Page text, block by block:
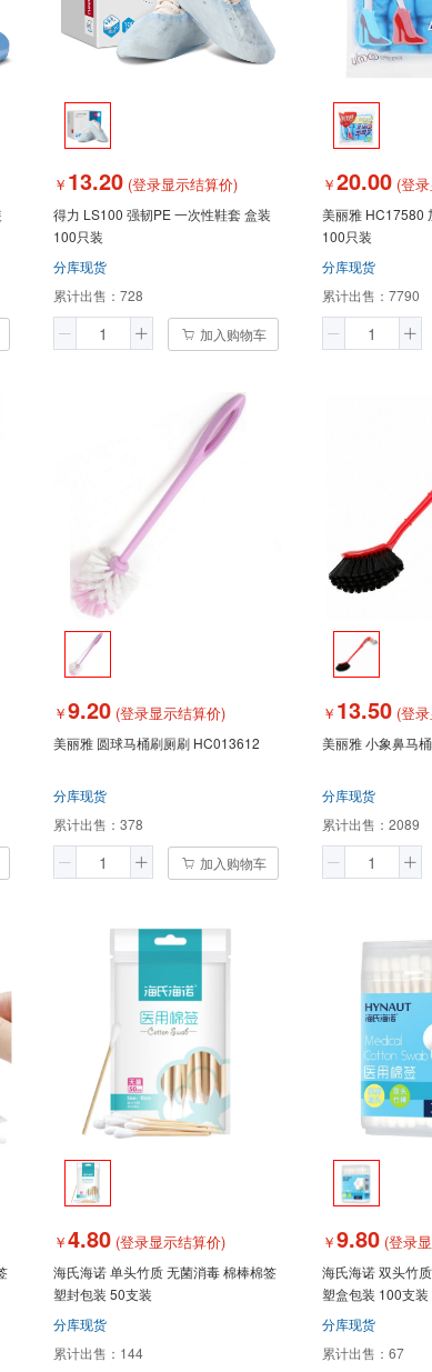
￥ 13.20 (登录显示结算价)
得力 LS100 强韧PE 一次性鞋套 盒装
100只装
分库现货
累计出售： 728
加入购物车
￥20.00 (登
美丽雅 HC17580
100只装
分库现货
累计出售： 7790
￥9.20 (登录显示结算价)
美丽雅 圆球马桶刷厕刷 HC013612
分库现货
累计出售： 378
加入购物车
￥ 13.50 (登
美丽雅 小象鼻马
分库现货
累计出售： 2089
￥4.80 (登录显示结算价)
海氏海诺 单头竹质 无菌消毒 棉棒棉签
塑封包装 50支装
分库现货
累计出售： 144
￥9.80 (登录
海氏海诺 双头竹
塑盒包装 100支装
分库现货
累计出售： 67